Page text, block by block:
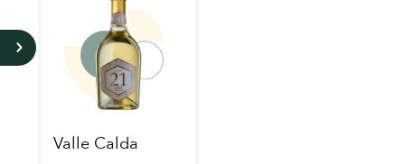
5
Valle Calda